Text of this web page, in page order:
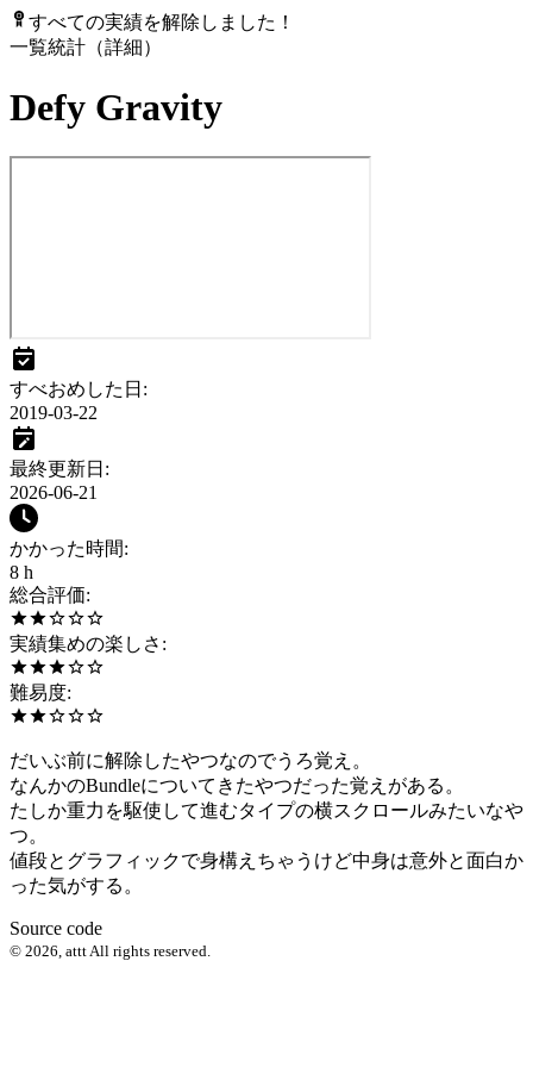
すべての実績を解除しました！
一覧統計（詳細）
Defy Gravity
すべおめした日 :
2019-03-22
最終更新日 :
2026-06-21
かかった時間:
8 h
総合評価:
実績集めの楽しさ :
難易度:
だいぶ前に解除したやつなのでうろ覚え。
なんかのBundleについてきたやつだった覚えがある。
たしか重力を駆使して進むタイプの横スクロールみたいなや
つ。
値段とグラフィックで身構えちゃうけど中身は意外と面白か
った気がする。
Source code
© 2026 attt All rights reserved.